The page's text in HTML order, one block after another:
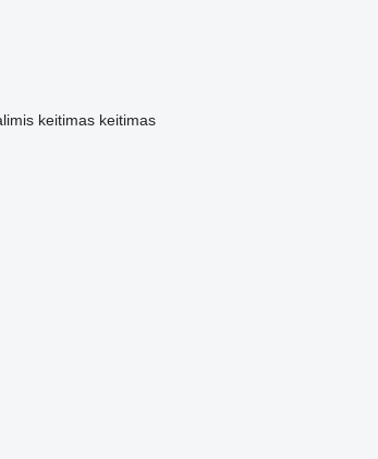
keitimas keitimas